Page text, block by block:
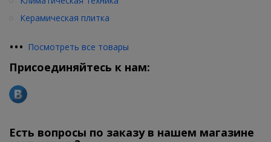
Керамическая плитка
••• Посмотреть все товары
Присоединяйтесь к нам:
Есть вопросы по заказу в нашем магазине